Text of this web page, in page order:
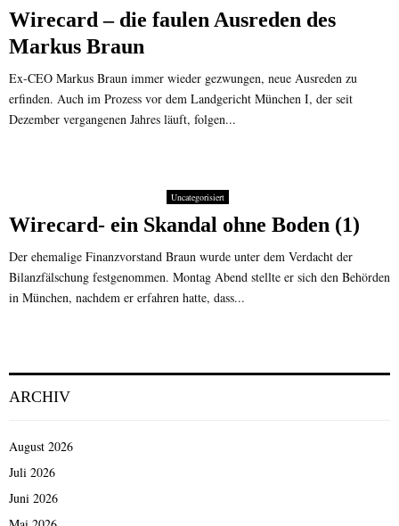
Wirecard – die faulen Ausreden des
Markus Braun
Ex-CEO Markus Braun immer wieder gezwungen, neue Ausreden zu
erfinden. Auch im Prozess vor dem Landgericht München I, der seit
Dezember vergangenen Jahres läuft, folgen...
Uncategorisiert
Wirecard- ein Skandal ohne Boden (1)
Der ehemalige Finanzvorstand Braun wurde unter dem Verdacht der
Bilanzfälschung festgenommen. Montag Abend stellte er sich den Behörden
in München, nachdem er erfahren hatte, dass...
ARCHIV
August 2026
Juli 2026
Juni 2026